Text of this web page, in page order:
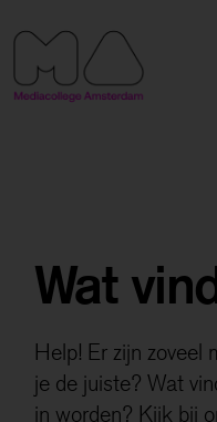
Wat
Help! Er zijn zoveel
je de juiste? Wat
in worden? Kijk bij
Functionele
Met deze cookies
Marketing cookies
verzamelen zodat we
kunnen meten en we je
kunnen bieden.